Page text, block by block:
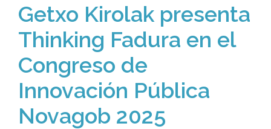
Getxo Kirolak presenta
Thinking Fadura en el
Congreso de
Innovación Pública
Novagob 2025